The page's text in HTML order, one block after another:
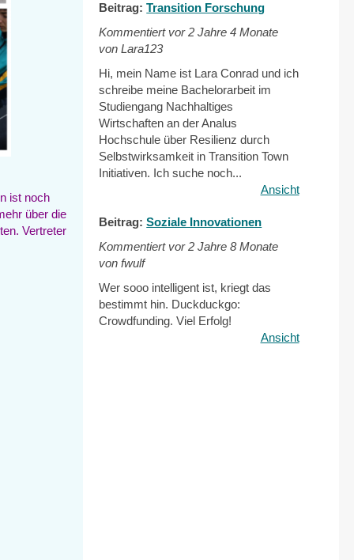
ist noch
über die
Vertreter
Beitrag:Transition Forschung
Kommentiert vor2 Jahre 4 Monate
von Lara123
Hi, mein Name ist Lara Conrad und ich
schreibe meine Bachelorarbeit im
Studiengang Nachhaltiges
Wirtschaften an der Analus
Hochschule über Resilienz durch
Selbstwirksamkeit in Transition Town
Initiativen. Ich suche noch...
Ansicht
Beitrag:Soziale Innovationen
Kommentiert vor2 Jahre 8 Monate
von fwulf
Wer sooo intelligent ist, kriegt das
bestimmt hin. Duckduckgo:
Crowdfunding. Viel Erfolg!
Ansicht